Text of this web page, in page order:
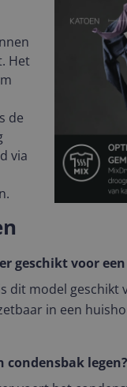
Het
de
via
geschikt voor
dit model
in een
condensbak legen?